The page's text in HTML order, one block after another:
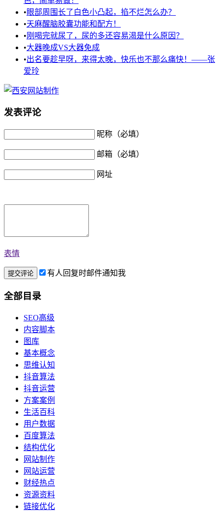
•眼部周围长了白色小凸起，掐不烂怎么办？
•天麻醒脑胶囊功能和配方！
•刚喝完就尿了，尿的多还容易渴是什么原因？
•大器晚成VS大器免成
•出名要趁早呀，来得太晚，快乐也不那么痛快！——张
爱玲
发表评论
昵称（必填）
邮箱（必填）
网址
表情
有人回复时邮件通知我
全部目录
SEO高级
内容脚本
图库
基本概念
思维认知
抖音算法
抖音运营
方案案例
生活百科
用户数据
百度算法
结构优化
网站制作
网站运营
财经热点
资源资料
链接优化